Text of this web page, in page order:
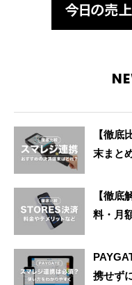
【徹底
末まと
【徹底
料・月
携せず